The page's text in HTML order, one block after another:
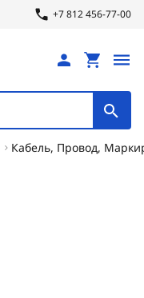
+7 812 456-77-00
Кабель, Провод,